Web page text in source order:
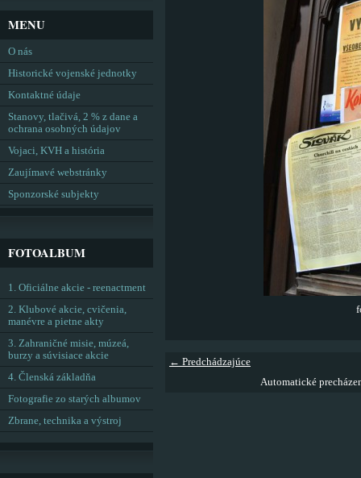
← Predchádzajúce
Automatické
MENU
O nás
Historické vojenské jednotky
Kontaktné údaje
Stanovy, tlačivá, 2 % z dane a
ochrana osobných údajov
Vojaci, KVH a história
Zaujímavé webstránky
Sponzorské subjekty
FOTOALBUM
1. Oficiálne akcie - reenactment
2. Klubové akcie, cvičenia,
manévre a pietne akty
3. Zahraničné misie, múzeá,
burzy a súvisiace akcie
4. Členská základňa
Fotografie zo starých albumov
Zbrane, technika a výstroj